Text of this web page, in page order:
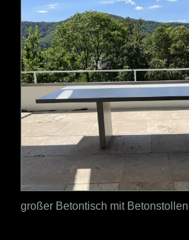
großer Betontisch mit Betonstollen